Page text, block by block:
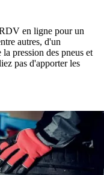
en ligne pour un
autres, d'un
pression des pneus et
pas d'apporter les